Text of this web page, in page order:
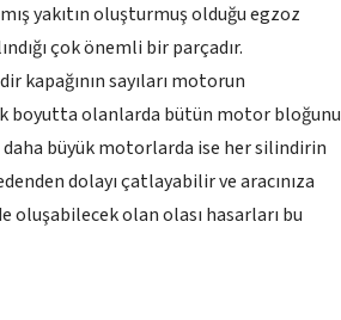
yakıtın oluşturmuş olduğu egzoz
çok önemli bir parçadır.
kapağının sayıları motorun
boyutta olanlarda bütün motor bloğunu
büyük motorlarda ise her silindirin
dolayı çatlayabilir ve aracınıza
olan olası hasarları bu